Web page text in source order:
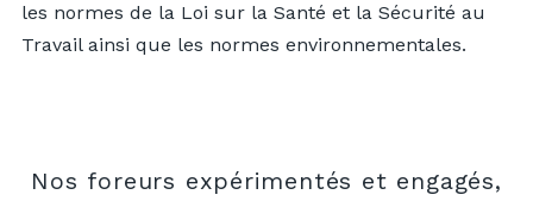
les normes de la Loi sur la Santé et la Sécurité au
Travail ainsi que les normes environnementales.
Nos foreurs expérimentés et engagés,